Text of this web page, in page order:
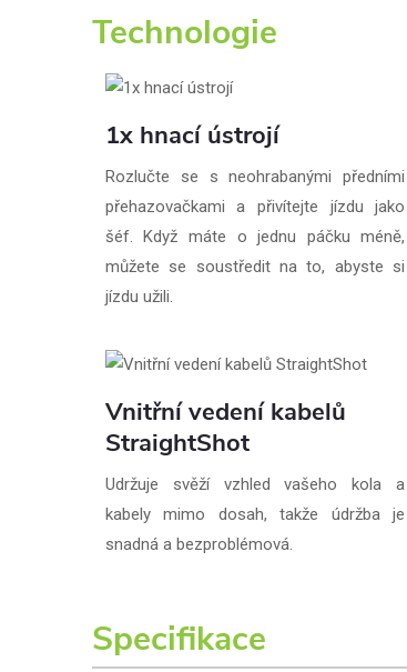
Technologie
1x hnací ústrojí
Rozlučte se s neohrabanými předními
přehazovačkami a přivítejte jízdu jako
šéf. Když máte o jednu páčku méně,
můžete se soustředit na to, abyste si
jízdu užili.
Vnitřní vedení kabelů
StraightShot
Udržuje svěží vzhled vašeho kola a
kabely mimo dosah, takže údržba je
snadná a bezproblémová.
Specifikace